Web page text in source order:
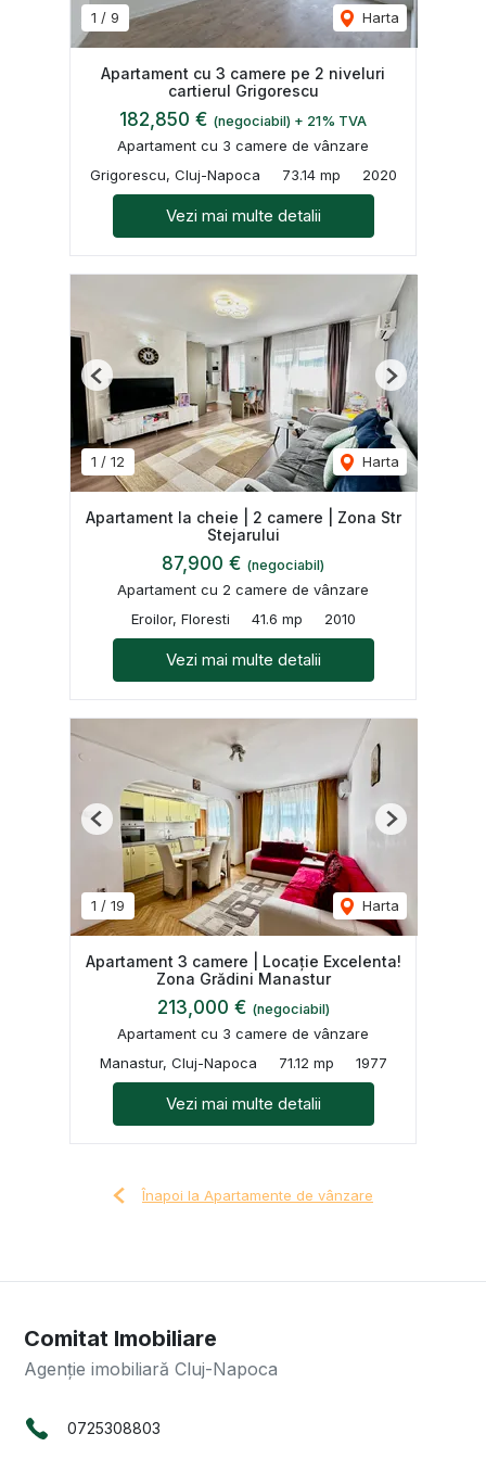
1 / 9 Harta
Apartament cu 3 camere pe 2 niveluri
cartierul Grigorescu
182,850 € (negociabil) + 21% TVA
Apartament cu 3 camere de vânzare
Grigorescu, Cluj-Napoca
73.14 mp 2020
Vezi mai multe detalii
1 / 12 Harta
Previous Next
Apartament la cheie | 2 camere | Zona Str
Stejarului
87,900 € (negociabil)
Apartament cu 2 camere de vânzare
Eroilor, Floresti
41.6 mp 2010
Vezi mai multe detalii
1 / 19 Harta
Previous Next
Apartament 3 camere | Locație Excelenta!
Zona Grădini Manastur
213,000 € (negociabil)
Apartament cu 3 camere de vânzare
Manastur, Cluj-Napoca
71.12 mp 1977
Vezi mai multe detalii
Înapoi la Apartamente de vânzare
Comitat Imobiliare
Agenție imobiliară Cluj-Napoca
0725308803